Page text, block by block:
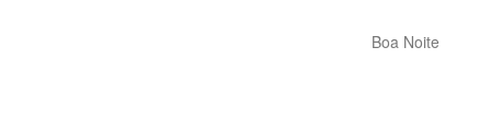
Boa Noite